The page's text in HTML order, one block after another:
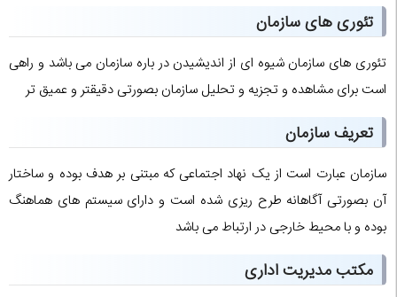
تئوری های سازمان
تئوری های سازمان شیوه ای از اندیشیدن در باره سازمان می باشد و راهی
است برای مشاهده و تجزیه و تحلیل سازمان بصورتی دقیقتر و عمیق تر
تعریف سازمان
سازمان عبارت است از یک نهاد اجتماعی که مبتنی بر هدف بوده و ساختار
آن بصورتی آگاهانه طرح ریزی شده است و دارای سیستم های هماهنگ
بوده و با محیط خارجی در ارتباط می باشد
مکتب مدیریت اداری